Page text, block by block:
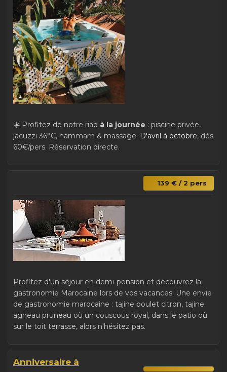
☀️ Profitez de notre riad à la journée : piscine privée,
jacuzzi 36°C, hammam & massage. D'avril à octobre, dès
60€/pers. Réservation directe.
139 € / 2 pers
Profitez d'un séjour en demi-pension et découvrez la
gastronomie Marocaine lors de vos vacances. Une envie
de gastronomie marocaine : tajine poulet citron, tajine
agneau pruneau où un couscous royal, dans le patio où
sur le toit terrasse, alors n'hésitez pas.
Anniversaire à